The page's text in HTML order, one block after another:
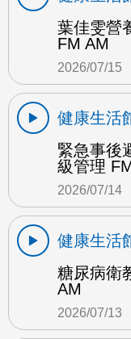
葉佳雯營
FM AM
2026/07/15
健康生活
緊急事後
級管理
2026/07/14
健康生活
糖尿病衛
AM
2026/07/13